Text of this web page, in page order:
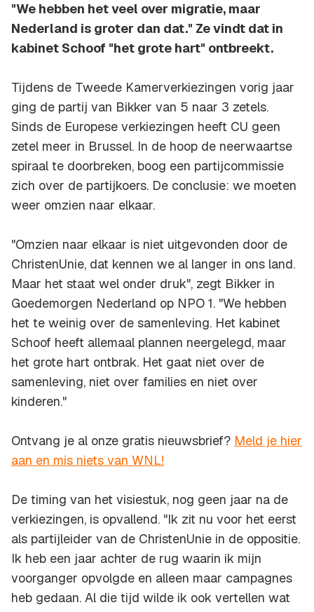
"We hebben het veel over migratie, maar
Nederland is groter dan dat." Ze vindt dat in
kabinet Schoof "het grote hart" ontbreekt.
Tijdens de Tweede Kamerverkiezingen vorig jaar
ging de partij van Bikker van 5 naar 3 zetels.
Sinds de Europese verkiezingen heeft CU geen
zetel meer in Brussel. In de hoop de neerwaartse
spiraal te doorbreken, boog een partijcommissie
zich over de partijkoers. De conclusie: we moeten
weer omzien naar elkaar.
"Omzien naar elkaar is niet uitgevonden door de
ChristenUnie, dat kennen we al langer in ons land.
Maar het staat wel onder druk", zegt Bikker in
Goedemorgen Nederland op NPO 1. "We hebben
het te weinig over de samenleving. Het kabinet
Schoof heeft allemaal plannen neergelegd, maar
het grote hart ontbrak. Het gaat niet over de
samenleving, niet over families en niet over
kinderen."
Ontvang je al onze gratis nieuwsbrief? Meld je hier
aan en mis niets van WNL!
De timing van het visiestuk, nog geen jaar na de
verkiezingen, is opvallend. "Ik zit nu voor het eerst
als partijleider van de ChristenUnie in de oppositie.
Ik heb een jaar achter de rug waarin ik mijn
voorganger opvolgde en alleen maar campagnes
heb gedaan. Al die tijd wilde ik ook vertellen wat